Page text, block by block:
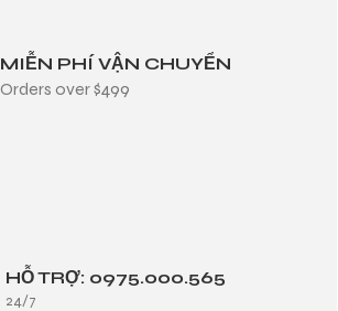
MIỄN PHÍ VẬN CHUYỂN
Orders over $499
HỖ TRỢ: 0975.000.565
24/7